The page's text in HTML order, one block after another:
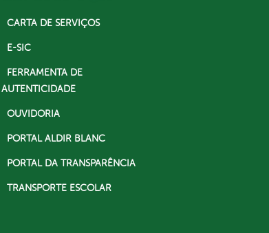
CARTA DE SERVIÇOS
E-SIC
FERRAMENTA DE
AUTENTICIDADE
OUVIDORIA
PORTAL ALDIR BLANC
PORTAL DA TRANSPARÊNCIA
TRANSPORTE ESCOLAR